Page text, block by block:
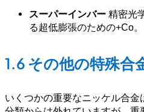
スーパーインバー 精密光
る超低膨張のための+Co。
1.6 その他の特殊合
いくつかの重要なニッケル合